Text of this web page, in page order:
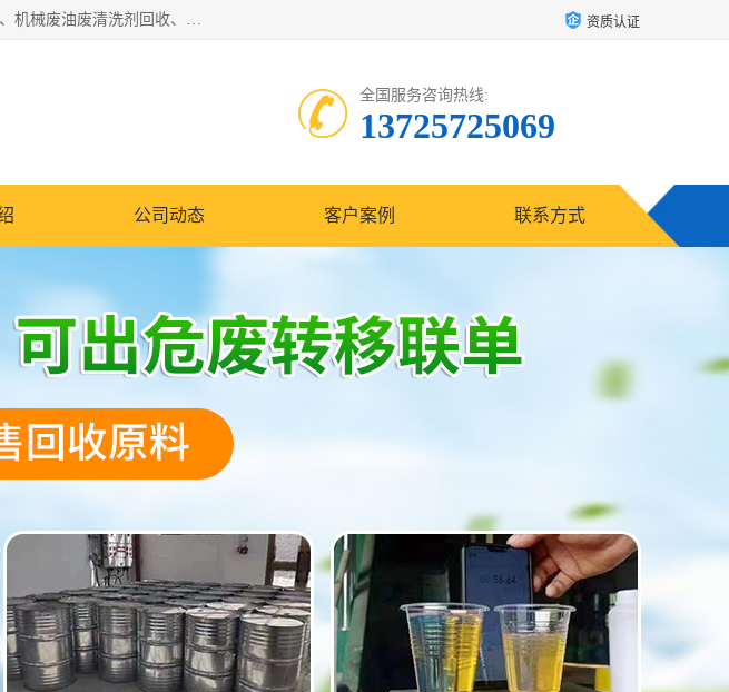
东莞市大岭山莞峰清洗剂经营部拥有的回收加工设备，大量废油回收、废清洗剂回收、废溶剂油回收、机械废油废清洗剂回收、废碳氢回收、碳氢液压油回收、碳氢二氯回收等废清洗剂处理；我们只是提供废旧化工原料的循环使用存放点，执行正规的存放，有正规的回收资质处理。同时我们公司批发零售回收级清洗剂，脱模油再生基础油，质量保证。 资质认证
全国服务咨询热线:
13725725069
公司动态 客户案例 联系方式